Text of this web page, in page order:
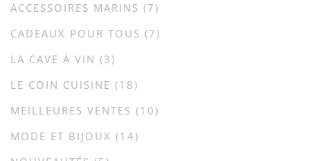
ACCESSOIRES MARINS (7)
CADEAUX POUR TOUS (7)
LA CAVE À VIN (3)
LE COIN CUISINE (18)
MEILLEURES VENTES (10)
MODE ET BIJOUX (14)